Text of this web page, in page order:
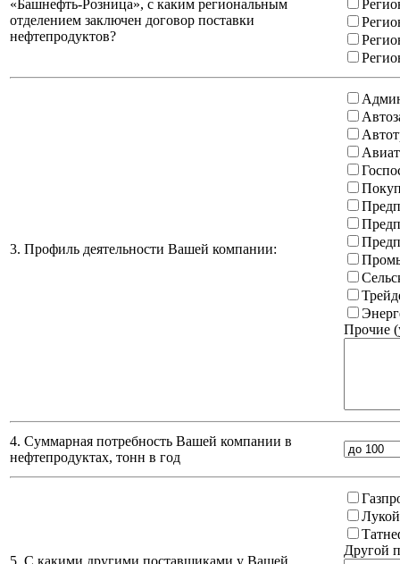
«Башнефть-Розница», с каким региональным
отделением заключен договор поставки
нефтепродуктов?
3. Профиль деятельности Вашей компании:
Прочие
4. Суммарная потребность Вашей компании в
нефтепродуктах, тонн в год
Другой